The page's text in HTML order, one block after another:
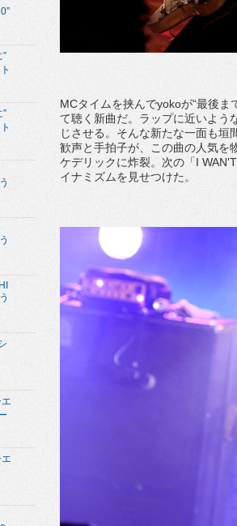
MCタイムを挟んでyokoが“最後
て聴く新曲だ。ラップに近いよう
じさせる。そんな新たな一面も
歓声と手拍子が、この曲の人気を
ケデリックに炸裂。次の「I
イナミズムを見せつけた。